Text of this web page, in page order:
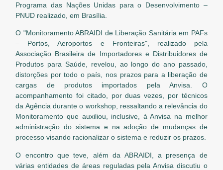
Programa das Nações Unidas para o Desenvolvimento –
PNUD realizado, em Brasília.
O "Monitoramento ABRAIDI de Liberação Sanitária em PAFs
– Portos, Aeroportos e Fronteiras", realizado pela
Associação Brasileira de Importadores e Distribuidores de
Produtos para Saúde, revelou, ao longo do ano passado,
distorções por todo o país, nos prazos para a liberação de
cargas de produtos importados pela Anvisa. O
acompanhamento foi citado, por duas vezes, por técnicos
da Agência durante o workshop, ressaltando a relevância do
Monitoramento que auxiliou, inclusive, à Anvisa na melhor
administração do sistema e na adoção de mudanças de
processo visando racionalizar o sistema e reduzir os prazos.
O encontro que teve, além da ABRAIDI, a presença de
várias entidades de áreas reguladas pela Anvisa discutiu o